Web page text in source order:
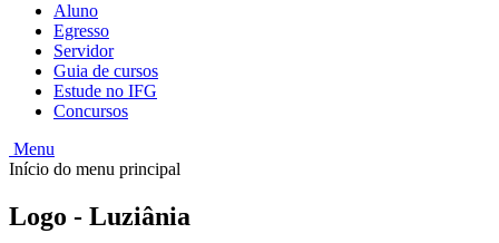
Aluno
Egresso
Servidor
Guia de cursos
Estude no IFG
Concursos
Menu
Início do menu principal
Logo - Luziânia